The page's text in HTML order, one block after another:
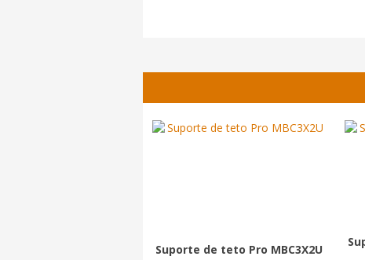
Suporte de teto Pro MBC3X2U